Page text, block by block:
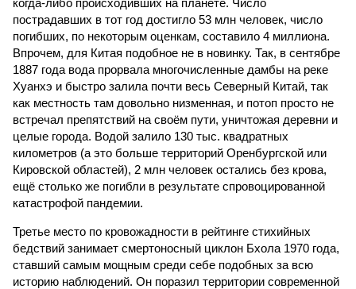
когда-либо происходивших на планете. Число
пострадавших в тот год достигло 53 млн человек, число
погибших, по некоторым оценкам, составило 4 миллиона.
Впрочем, для Китая подобное не в новинку. Так, в сентябре
1887 года вода прорвала многочисленные дамбы на реке
Хуанхэ и быстро залила почти весь Северный Китай, так
как местность там довольно низменная, и потоп просто не
встречал препятствий на своём пути, уничтожая деревни и
целые города. Водой залило 130 тыс. квадратных
километров (а это больше территорий Оренбургской или
Кировской областей), 2 млн человек остались без крова,
ещё столько же погибли в результате спровоцированной
катастрофой пандемии.
Третье место по кровожадности в рейтинге стихийных
бедствий занимает смертоносный циклон Бхола 1970 года,
ставший самым мощным среди себе подобных за всю
историю наблюдений. Он поразил территории современной